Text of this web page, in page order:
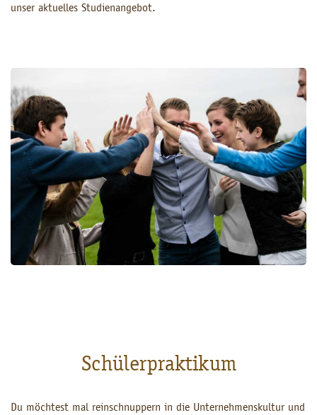
unser aktuelles Studienangebot.
Schülerpraktikum
Du möchtest mal reinschnuppern in die Unternehmenskultur und